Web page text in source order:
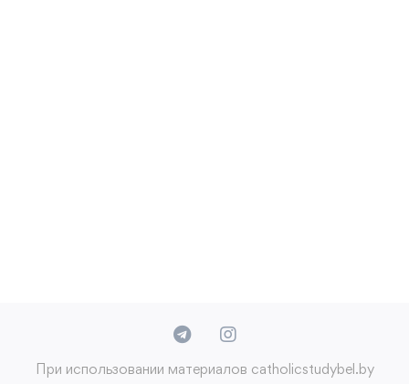
При использовании материалов catholicstudybel.by